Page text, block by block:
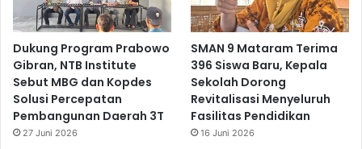
Dukung Program Prabowo
Gibran, NTB Institute
Sebut MBG dan Kopdes
Solusi Percepatan
Pembangunan Daerah 3T
27 Juni 2026
SMAN 9 Mataram Terima
396 Siswa Baru, Kepala
Sekolah Dorong
Revitalisasi Menyeluruh
Fasilitas Pendidikan
16 Juni 2026